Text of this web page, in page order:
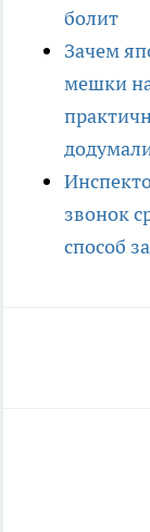
болит
Зачем
мешки
звонок
способ